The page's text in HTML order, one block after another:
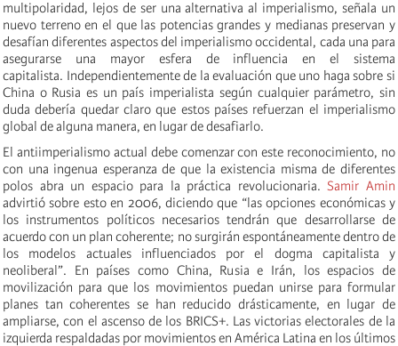
multipolaridad, lejos de ser una alternativa al imperialismo, señala un
nuevo terreno en el que las potencias grandes y medianas preservan y
desafían diferentes aspectos del imperialismo occidental, cada una para
asegurarse una mayor esfera de influencia en el sistema
capitalista. Independientemente de la evaluación que uno haga sobre si
China o Rusia es un país imperialista según cualquier parámetro, sin
duda debería quedar claro que estos países refuerzan el imperialismo
global de alguna manera, en lugar de desafiarlo.
El antiimperialismo actual debe comenzar con este reconocimiento, no
con una ingenua esperanza de que la existencia misma de diferentes
polos abra un espacio para la práctica revolucionaria.Samir Amin
advirtió sobre esto en 2006, diciendo que “las opciones económicas y
los instrumentos políticos necesarios tendrán que desarrollarse de
acuerdo con un plan coherente; no surgirán espontáneamente dentro de
los modelos actuales influenciados por el dogma capitalista y
neoliberal”. En países como China, Rusia e Irán, los espacios de
movilización para que los movimientos puedan unirse para formular
planes tan coherentes se han reducido drásticamente, en lugar de
ampliarse, con el ascenso de los BRICS+. Las victorias electorales de la
izquierda respaldadas por movimientos en América Latina en los últimos